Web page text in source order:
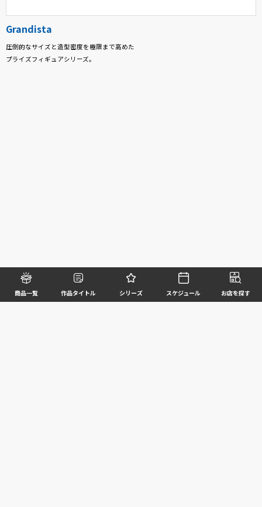
商品一覧 作品タイトル シリーズ スケジュール お店を探す
Grandista
圧倒的なサイズと造型密度を極限まで高めた
プライズフィギュアシリーズ。